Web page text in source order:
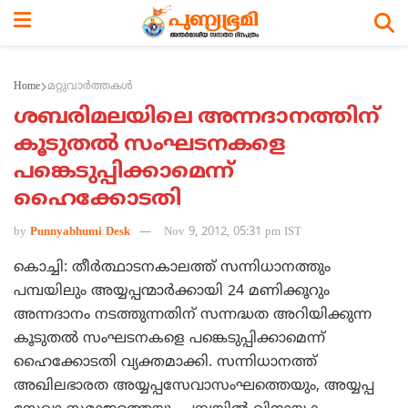
Home മറ്റുവാര്‍ത്തകള്‍
ശബരിമലയിലെ അന്നദാനത്തിന്
കൂടുതല്‍ സംഘടനകളെ
പങ്കെടുപ്പിക്കാമെന്ന്
ഹൈക്കോടതി
by Punnyabhumi Desk Nov 9, 2012, 05:31 pm IST
കൊച്ചി: തീര്‍ത്ഥാടനകാലത്ത് സന്നിധാനത്തും
പമ്പയിലും അയ്യപ്പന്മാര്‍ക്കായി 24 മണിക്കൂറും
അന്നദാനം നടത്തുന്നതിന് സന്നദ്ധത അറിയിക്കുന്ന
കൂടുതല്‍ സംഘടനകളെ പങ്കെടുപ്പിക്കാമെന്ന്
ഹൈക്കോടതി വ്യക്തമാക്കി. സന്നിധാനത്ത്
അഖിലഭാരത അയ്യപ്പസേവാസംഘത്തെയും, അയ്യപ്പ